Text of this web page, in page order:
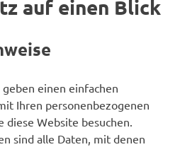
auf einen Blick
einen einfachen
Ihren personenbezogenen
diese Website besuchen.
sind alle Daten, mit denen